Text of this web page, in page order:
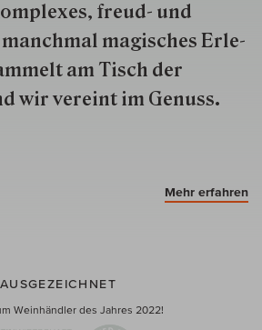
freud- und
ma­gisch­es Er­le­
am Tisch der
wir ver­eint im Genuss.
Mehr erfahren
AUSGEZEICHNET
Weinhändler des Jahres 2022!